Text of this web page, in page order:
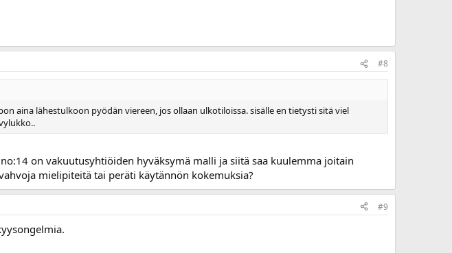
#8
aina lähestulkoon pyödän viereen, jos ollaan ulkotiloissa. sisälle en tietysti sitä viel
on vakuutusyhtiöiden hyväksymä malli ja siitä saa kuulemma joitain
mielipiteitä tai peräti käytännön kokemuksia?
#9